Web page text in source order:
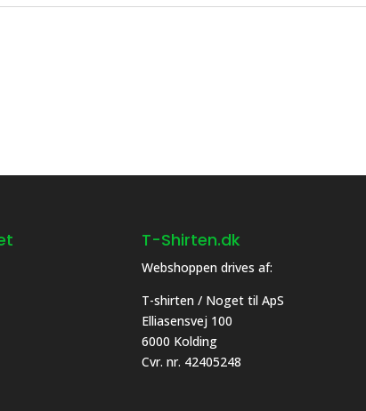
T-Shirten.dk
Webshoppen drives af:
T-shirten / Noget til ApS
Elliasensvej 100
6000 Kolding
Cvr. nr. 42405248